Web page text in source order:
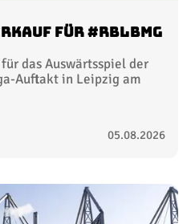
für #RBLBMG
das Auswärtsspiel der
Auftakt in Leipzig am
05.08.2026